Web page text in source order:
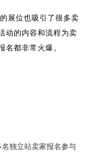
展位也吸引了很多卖
动的内容和流程为卖
名都非常火爆。
独立站卖家报名参与